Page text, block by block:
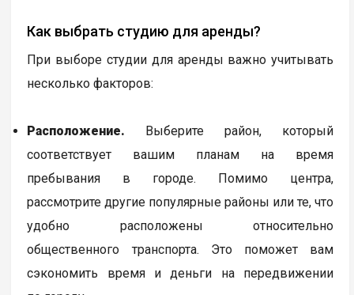
Как выбрать студию для аренды?
При выборе студии для аренды важно учитывать
несколько факторов:
Расположение. Выберите район, который
соответствует вашим планам на время
пребывания в городе. Помимо центра,
рассмотрите другие популярные районы или те, что
удобно расположены относительно
общественного транспорта. Это поможет вам
сэкономить время и деньги на передвижении